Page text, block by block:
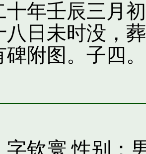
十年壬辰三月
八日未时没，
附图。子四。
字钦寰 性别：